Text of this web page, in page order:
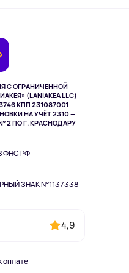
С ОГРАНИЧЕННОЙ
(LANIAKEA LLC)
КПП 231087001
НА УЧЁТ 2310 —
2 ПО Г. КРАСНОДАРУ
ФНС РФ
ЗНАК №1137338
4,9
оплате